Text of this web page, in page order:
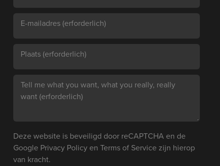
E-mailadres (erforderlich)
Plaats (erforderlich)
Tell me what you want, what you really, really
want (erforderlich)
Deze website is beveiligd door reCAPTCHA en de
Google Privacy Policy en Terms of Service zijn hierop
van kracht.